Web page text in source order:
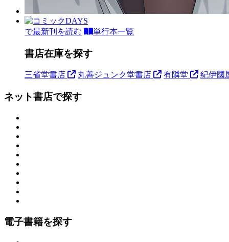
で最新刊を読む 単行本一覧
書店在庫を探す
三省堂書店 丸善ジュンク堂書店 有隣堂 紀伊國
ネット書店で探す
電子書籍を探す